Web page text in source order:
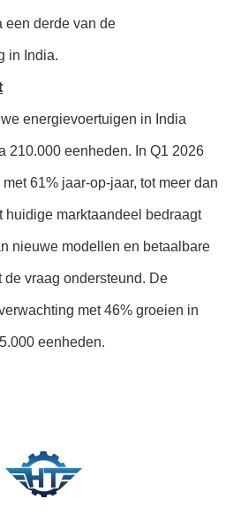
een derde van de
in India.
energievoertuigen in India
210.000 eenheden. In Q1 2026
61% jaar-op-jaar, tot meer dan
huidige marktaandeel bedraagt
nieuwe modellen en betaalbare
vraag ondersteund. De
met 46% groeien in
eenheden.